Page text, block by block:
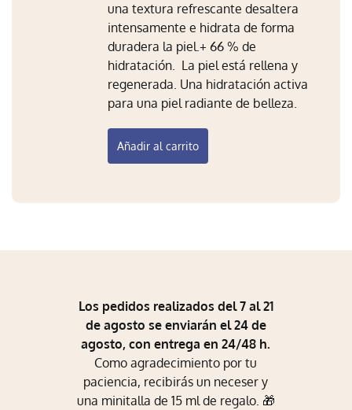
una textura refrescante desaltera
intensamente e hidrata de forma
duradera la piel.+ 66 % de
hidratación. La piel está rellena y
regenerada. Una hidratación activa
para una piel radiante de belleza.
Añadir al carrito
Los pedidos realizados del 7 al 21
de agosto se enviarán el 24 de
agosto, con entrega en 24/48 h.
Como agradecimiento por tu
paciencia, recibirás un neceser y
una minitalla de 15 ml de regalo. 🎁